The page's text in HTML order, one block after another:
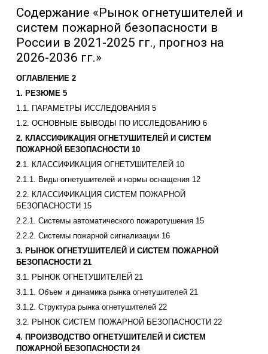
Содержание «Рынок огнетушителей и
систем пожарной безопасности в
России в 2021-2025 гг., прогноз на
2026-2036 гг.»
ОГЛАВЛЕНИЕ 2
1. РЕЗЮМЕ 5
1.1. ПАРАМЕТРЫ ИССЛЕДОВАНИЯ 5
1.2. ОСНОВНЫЕ ВЫВОДЫ ПО ИССЛЕДОВАНИЮ 6
2. КЛАССИФИКАЦИЯ ОГНЕТУШИТЕЛЕЙ И СИСТЕМ
ПОЖАРНОЙ БЕЗОПАСНОСТИ 10
2.1. КЛАССИФИКАЦИЯ ОГНЕТУШИТЕЛЕЙ 10
2.1.1. Виды огнетушителей и нормы оснащения 12
2.2. КЛАССИФИКАЦИЯ СИСТЕМ ПОЖАРНОЙ
БЕЗОПАСНОСТИ 15
2.2.1. Системы автоматического пожаротушения 15
2.2.2. Системы пожарной сигнализации 16
3. РЫНОК ОГНЕТУШИТЕЛЕЙ И СИСТЕМ ПОЖАРНОЙ
БЕЗОПАСНОСТИ 21
3.1. РЫНОК ОГНЕТУШИТЕЛЕЙ 21
3.1.1. Объем и динамика рынка огнетушителей 21
3.1.2. Структура рынка огнетушителей 22
3.2. РЫНОК СИСТЕМ ПОЖАРНОЙ БЕЗОПАСНОСТИ 22
4. ПРОИЗВОДСТВО ОГНЕТУШИТЕЛЕЙ И СИСТЕМ
ПОЖАРНОЙ БЕЗОПАСНОСТИ 24